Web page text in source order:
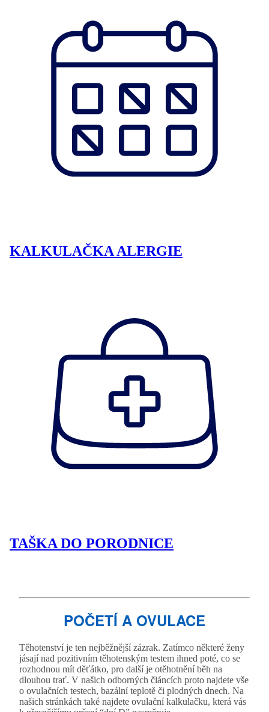
KALKULAČKA ALERGIE
TAŠKA DO PORODNICE
POČETÍ A OVULACE
Těhotenství je ten nejběžnější zázrak. Zatímco některé ženy
jásají nad pozitivním těhotenským testem ihned poté, co se
rozhodnou mít děťátko, pro další je otěhotnění běh na
dlouhou trať. V našich odborných článcích proto najdete vše
o ovulačních testech, bazální teplotě či plodných dnech. Na
našich stránkách také najdete ovulační kalkulačku, která vás